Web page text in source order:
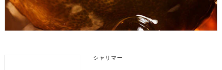
シャリマー